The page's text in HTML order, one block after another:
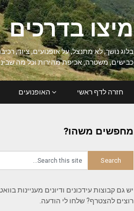
מיצו בדרכים
בלוג נושך, לא מתנצל, על אופנועים, ציוד,
כבישים, משטרה, אכיפת מהירות וכל מה
חזרה לדף ראשי האופנועים
מחפשים משהו?
יש גם קבוצות עידכונים ודיונים מעניינות
רוצים להצטרף? שלחו לי הודעה.